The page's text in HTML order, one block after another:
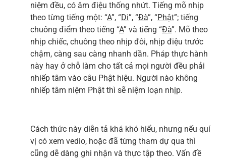
niệm đều, có âm điệu thống nhứt. Tiếng mõ nhịp
theo từng tiếng một: “A”, “Di”, “Đà”, “Phật”; tiếng
chuông điểm theo tiếng “A” và tiếng “Đà”. Mõ theo
nhịp chiếc, chuông theo nhịp đôi, nhịp điệu trước
chậm, càng sau càng nhanh dần. Pháp thực hành
này hay ở chỗ làm cho tất cả mọi người đều phải
nhiếp tâm vào câu Phật hiệu. Người nào không
nhiếp tâm niệm Phật thì sẽ niệm loạn nhịp.
Cách thức này diễn tả khá khó hiểu, nhưng nếu quí
vị có xem vedio, hoặc đã từng tham dự qua thì
cũng dễ dàng ghi nhận và thực tập theo. Vấn đề